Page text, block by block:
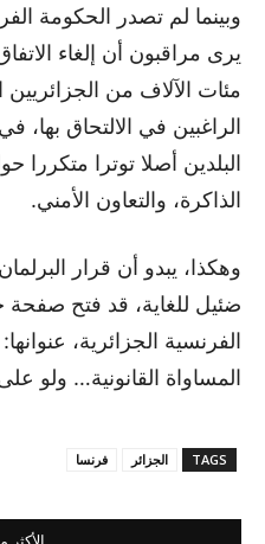
وبينما لم تصدر الحكومة
يرى مراقبون أن إلغاء
مئات الآلاف من
الراغبين في الالتحاق
البلدين أصلا توترا متكررا
الذاكرة، والتعاون الأمني.
وهكذا، يبدو أن قرار
ضئيل للغاية، قد فتح صفحة
الفرنسية الجزائرية، عنوانها:
المساواة القانونية… ولو
TAGS الجزائر فرنسا